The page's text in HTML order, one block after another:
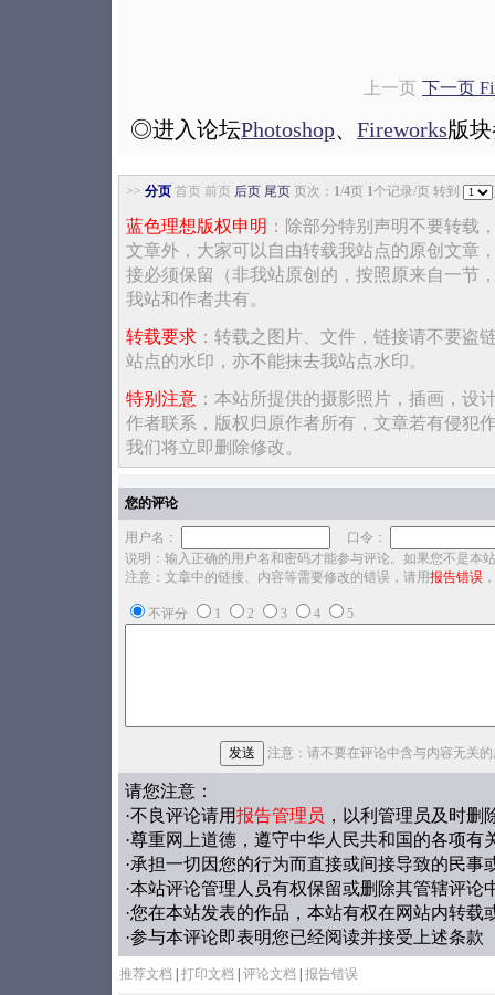
上一页 下一页
◎进入论坛Photoshop、 Fireworks版
>> 分页 首页 前页 后页 尾页 页次： 1/4页 1个记录/页 转到
蓝色理想版权申明 ：除部分特别声明不要转载
文章外，大家可以自由转载我站点的原创文章
接必须保留（非我站原创的，按照原来自一节
我站和作者共有。
转载要求 ：转载之图片、文件，链接请不要盗
站点的水印，亦不能抹去我站点水印。
特别注意 ：本站所提供的摄影照片，插画，设
作者联系，版权归原作者所有，文章若有侵犯
我们将立即删除修改。
您的评论
用户名：
口令：
说明：输入正确的用户名和密码才能参与评论。如果您不是本
注意：文章中的链接、内容等需要修改的错误，请用报告错误
不评分 1 2 3 4 5
注意：请不要在评论中含与内容无关
请您注意：
·不良评论请用报告管理员 ，以利管理员及时删
·尊重网上道德，遵守中华人民共和国的各项有
·承担一切因您的行为而直接或间接导致的民事
·本站评论管理人员有权保留或删除其管辖评论
·您在本站发表的作品，本站有权在网站内转载
·参与本评论即表明您已经阅读并接受上述条款
推荐文档 打印文档 评论文档 报告错误